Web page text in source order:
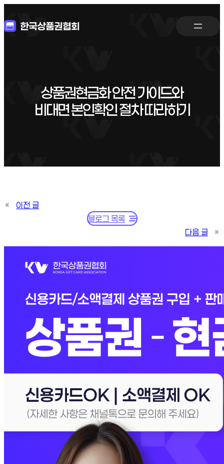
상품권현금화 안전 가이드와
비대면 본인확인 절차 따라하기
«
이전 글
블로그 목록
다음 글
»